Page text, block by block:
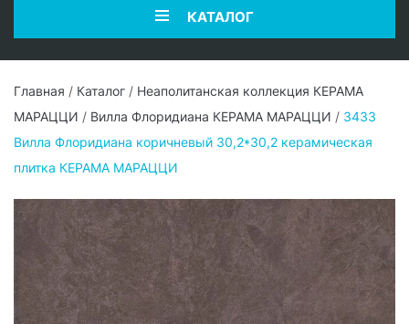
КАТАЛОГ
Главная / Каталог / Неаполитанская коллекция КЕРАМА
МАРАЦЦИ / Вилла Флоридиана КЕРАМА МАРАЦЦИ / 3433
Вилла Флоридиана коричневый 30,2*30,2 керамическая
плитка КЕРАМА МАРАЦЦИ